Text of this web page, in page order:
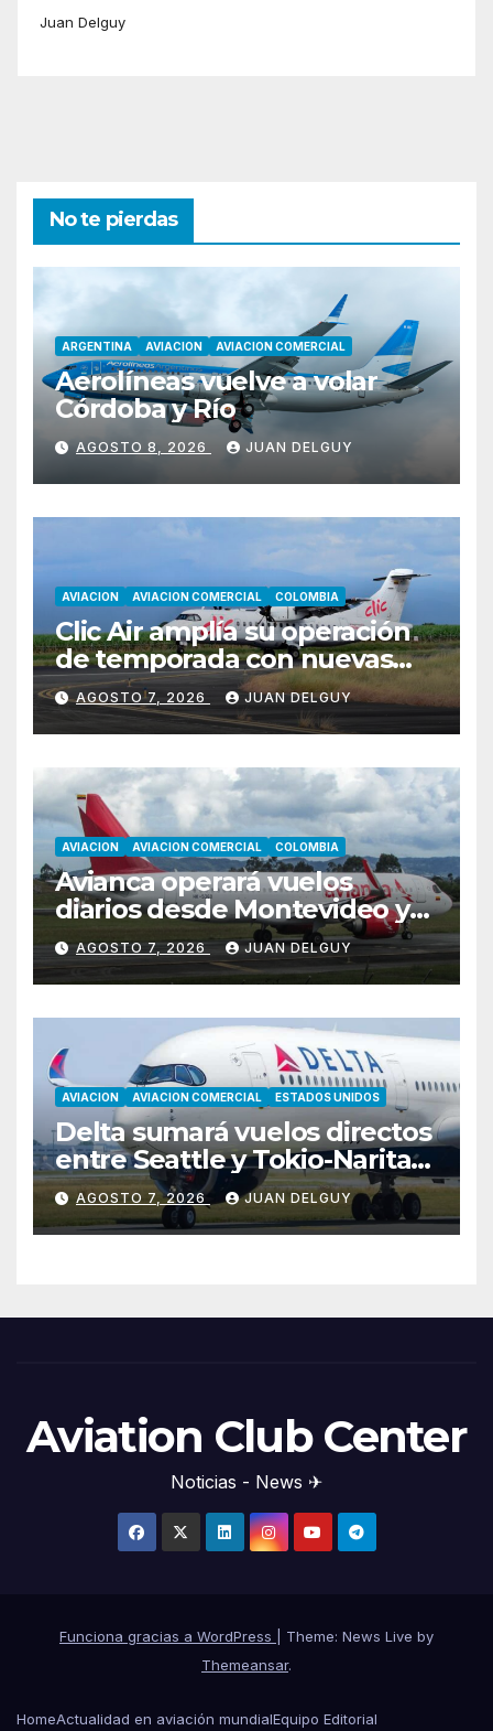
Juan Delguy
No te pierdas
ARGENTINA AVIACION AVIACION COMERCIAL
Aerolíneas vuelve a volar
Córdoba y Río
AGOSTO 8, 2026 JUAN DELGUY
AVIACION AVIACION COMERCIAL COLOMBIA
Clic Air amplía su operación
de temporada con nuevas
rutas hacia Cartagena y Tolú
AGOSTO 7, 2026 JUAN DELGUY
AVIACION AVIACION COMERCIAL COLOMBIA
Avianca operará vuelos
diarios desde Montevideo y
Asunción hacia Bogotá
AGOSTO 7, 2026 JUAN DELGUY
AVIACION AVIACION COMERCIAL ESTADOS UNIDOS
Delta sumará vuelos directos
entre Seattle y Tokio-Narita
desde marzo de 2027
AGOSTO 7, 2026 JUAN DELGUY
Aviation Club Center
Noticias - News ✈
Funciona gracias a WordPress
Theme: News Live by
Themeansar.
HomeActualidad en aviación mundialEquipo Editorial